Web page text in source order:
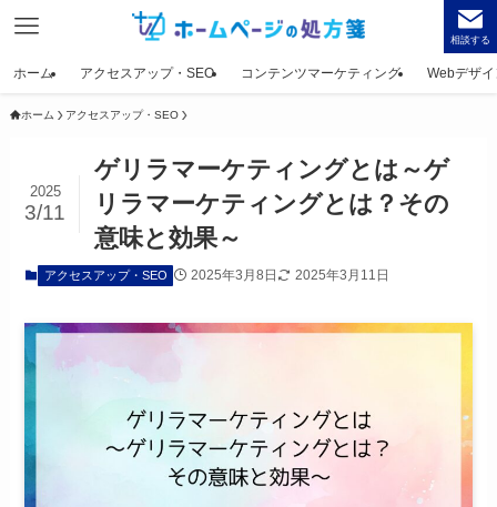
相談する
ホーム アクセスアップ・SEO コンテンツマーケティング Webデザ
ホーム アクセスアップ・SEO
ゲリラマーケティングとは～ゲ
リラマーケティングとは？その
意味と効果～
2025
3/11
アクセスアップ・SEO 2025年3月8日 2025年3月11日